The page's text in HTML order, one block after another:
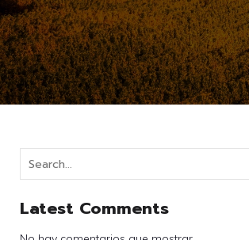
Latest Comments